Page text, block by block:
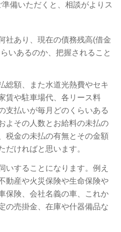
備いただくと、相談がよりス
社あり、現在の債務残高(借金
いあるのか、把握されること
総額、また水道光熱費やセキ
賃や駐車場代、各リース料
支払いが毎月どのくらいある
よその人数とお給料の未払の
税金の未払の有無とその金額
だければと思います。
いすることになります。例え
動産や火災保険や生命保険や
保険、会社名義の車、これか
の売掛金、在庫や什器備品な